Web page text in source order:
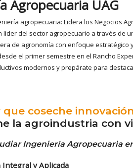
Agropecuaria UAG
agropecuaria: Lidera los Negocios
líder del sector agropecuario a través de
de agronomía con enfoque estratégico
el primer semestre en el Rancho
modernos y prepárate para
que coseche
la agroindustria con
Ingeniería Agropecuaria
Integral y Aplicada